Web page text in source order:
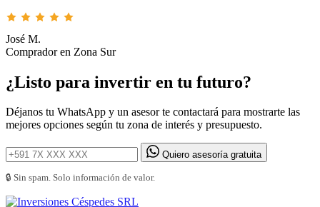
José M.
Comprador en Zona Sur
¿Listo para invertir en tu futuro?
Déjanos tu WhatsApp y un asesor te contactará para mostrarte las
mejores opciones según tu zona de interés y presupuesto.
Quiero asesoría gratuita
🔒 Sin spam. Solo información de valor.